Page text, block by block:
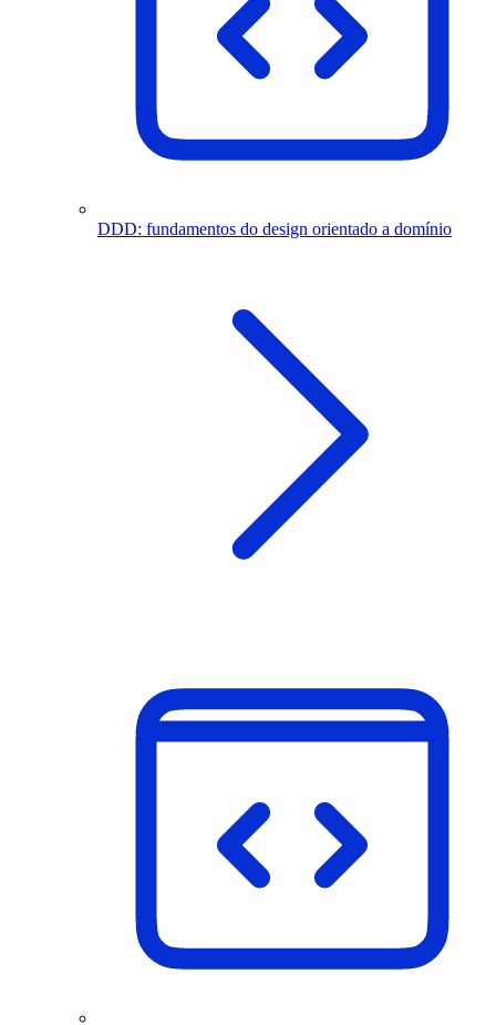
DDD: fundamentos do design orientado a domínio